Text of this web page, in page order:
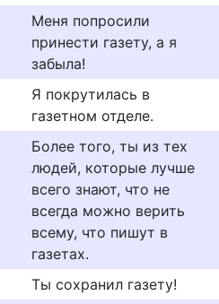
Меня попросили
принести газету, а я
забыла!
Я покрутилась в
газетном отделе.
Более того, ты из тех
людей, которые лучше
всего знают, что не
всегда можно верить
всему, что пишут в
газетах.
Ты сохранил газету!